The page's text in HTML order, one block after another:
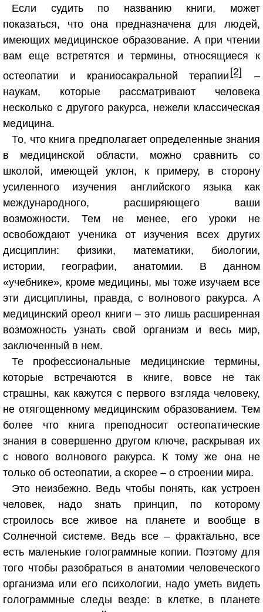
Если судить по названию книги, может
показаться, что она предназначена для людей,
имеющих медицинское образование. А при чтении
вам еще встретятся и термины, относящиеся к
остеопатии и краниосакральной терапии [2]
–
наукам, которые рассматривают человека
несколько с другого ракурса, нежели классическая
медицина.
То, что книга предполагает определенные знания
в медицинской области, можно сравнить со
школой, имеющей уклон, к примеру, в сторону
усиленного изучения английского языка как
международного, расширяющего ваши
возможности. Тем не менее, его уроки не
освобождают ученика от изучения всех других
дисциплин: физики, математики, биологии,
истории, географии, анатомии. В данном
«учебнике», кроме медицины, мы тоже изучаем все
эти дисциплины, правда, с волнового ракурса. А
медицинский ореол книги – это лишь расширенная
возможность узнать свой организм и весь мир,
заключенный в нем.
Те профессиональные медицинские термины,
которые встречаются в книге, вовсе не так
страшны, как кажутся с первого взгляда человеку,
не отягощенному медицинским образованием. Тем
более что книга преподносит остеопатические
знания в совершенно другом ключе, раскрывая их
с нового волнового ракурса. К тому же она не
только об остеопатии, а скорее – о строении мира.
Это неизбежно. Ведь чтобы понять, как устроен
человек, надо знать принцип, по которому
строилось все живое на планете и вообще в
Солнечной системе. Ведь все – фрактально, все
есть маленькие голограммные копии. Поэтому для
того чтобы разобраться в анатомии человеческого
организма или его психологии, надо уметь видеть
голограммные следы везде: в клетке, в планете